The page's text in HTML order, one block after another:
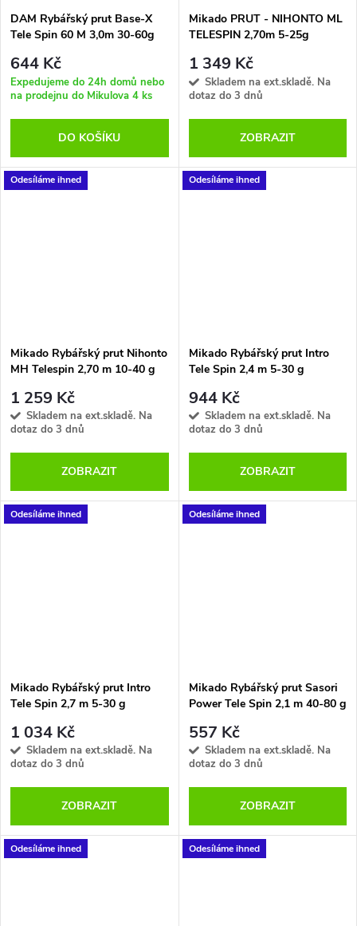
DAM Rybářský prut Base-X
Tele Spin 60 M 3,0m 30-60g
644 Kč
Expedujeme do 24h domů nebo
na prodejnu do Mikulova 4 ks
DO KOŠÍKU
Mikado PRUT - NIHONTO ML
TELESPIN 2,70m 5-25g
1 349 Kč
Skladem na ext.skladě. Na
dotaz do 3 dnů
ZOBRAZIT
Odesíláme ihned
Mikado Rybářský prut Nihonto
MH Telespin 2,70 m 10-40 g
1 259 Kč
Skladem na ext.skladě. Na
dotaz do 3 dnů
ZOBRAZIT
Odesíláme ihned
Mikado Rybářský prut Intro
Tele Spin 2,4 m 5-30 g
944 Kč
Skladem na ext.skladě. Na
dotaz do 3 dnů
ZOBRAZIT
Odesíláme ihned
Mikado Rybářský prut Intro
Tele Spin 2,7 m 5-30 g
1 034 Kč
Skladem na ext.skladě. Na
dotaz do 3 dnů
ZOBRAZIT
Odesíláme ihned
Mikado Rybářský prut Sasori
Power Tele Spin 2,1 m 40-80 g
557 Kč
Skladem na ext.skladě. Na
dotaz do 3 dnů
ZOBRAZIT
Odesíláme ihned Odesíláme ihned